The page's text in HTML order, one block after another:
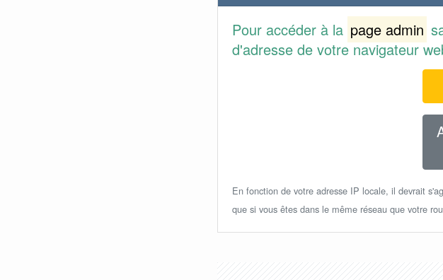
Pour accéder à la page admin
d'adresse de votre navigateur
En fonction de votre adresse IP locale, il devrait
que si vous êtes dans le même réseau que votre